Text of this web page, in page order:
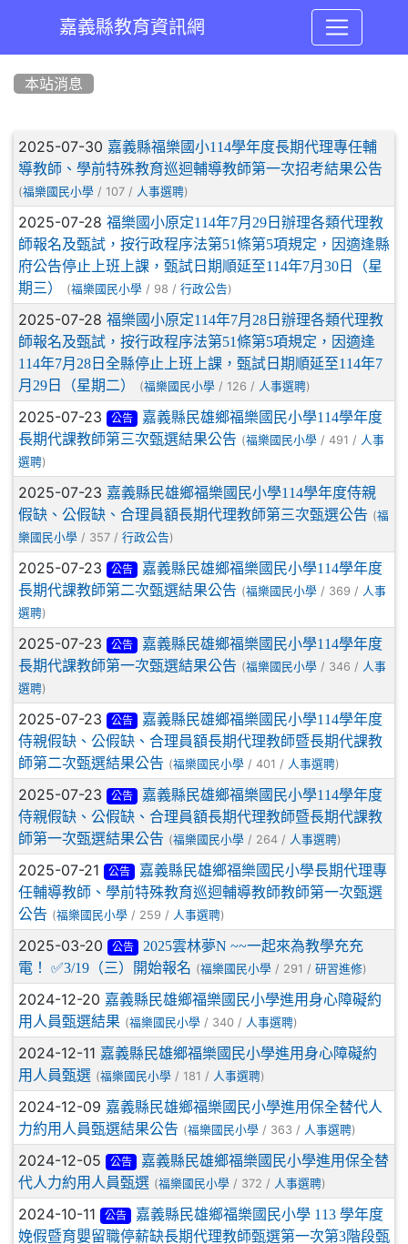
嘉義縣教育資訊網
本站消息
文章列表
2025-07-30 嘉義縣福樂國小114學年度長期代理專任輔
導教師、學前特殊教育巡迴輔導教師第一次招考結果公告
(福樂國民小學 / 107 / 人事選聘)
2025-07-28 福樂國小原定114年7月29日辦理各類代理教
師報名及甄試，按行政程序法第51條第5項規定，因適逢縣
府公告停止上班上課，甄試日期順延至114年7月30日（星
期三）
(福樂國民小學 / 98 / 行政公告)
2025-07-28 福樂國小原定114年7月28日辦理各類代理教
師報名及甄試，按行政程序法第51條第5項規定，因適逢
114年7月28日全縣停止上班上課，甄試日期順延至114年7
月29日（星期二）
(福樂國民小學 / 126 / 人事選聘)
2025-07-23 公告
嘉義縣民雄鄉福樂國民小學114學年度
長期代課教師第三次甄選結果公告 (福樂國民小學 / 491 / 人事
選聘)
2025-07-23 嘉義縣民雄鄉福樂國民小學114學年度侍親
假缺、公假缺、合理員額長期代理教師第三次甄選公告 (福
樂國民小學 / 357 / 行政公告)
2025-07-23 公告
嘉義縣民雄鄉福樂國民小學114學年度
長期代課教師第二次甄選結果公告 (福樂國民小學 / 369 / 人事
選聘)
2025-07-23 公告
嘉義縣民雄鄉福樂國民小學114學年度
長期代課教師第一次甄選結果公告 (福樂國民小學 / 346 / 人事
選聘)
2025-07-23 公告
嘉義縣民雄鄉福樂國民小學114學年度
侍親假缺、公假缺、合理員額長期代理教師暨長期代課教
師第二次甄選結果公告 (福樂國民小學 / 401 / 人事選聘)
2025-07-23 公告
嘉義縣民雄鄉福樂國民小學114學年度
侍親假缺、公假缺、合理員額長期代理教師暨長期代課教
師第一次甄選結果公告 (福樂國民小學 / 264 / 人事選聘)
2025-07-21 公告
嘉義縣民雄鄉福樂國民小學長期代理專
任輔導教師、學前特殊教育巡迴輔導教師教師第一次甄選
公告 (福樂國民小學 / 259 / 人事選聘)
2025-03-20 公告
2025雲林夢N ~~一起來為教學充充
電！ ✅3/19（三）開始報名 (福樂國民小學 / 291 / 研習進修)
2024-12-20 嘉義縣民雄鄉福樂國民小學進用身心障礙約
用人員甄選結果 (福樂國民小學 / 340 / 人事選聘)
2024-12-11 嘉義縣民雄鄉福樂國民小學進用身心障礙約
用人員甄選 (福樂國民小學 / 181 / 人事選聘)
2024-12-09 嘉義縣民雄鄉福樂國民小學進用保全替代人
力約用人員甄選結果公告 (福樂國民小學 / 363 / 人事選聘)
2024-12-05 公告
嘉義縣民雄鄉福樂國民小學進用保全替
代人力約用人員甄選 (福樂國民小學 / 372 / 人事選聘)
2024-10-11 公告
嘉義縣民雄鄉福樂國民小學 113 學年度
娩假暨育嬰留職停薪缺長期代理教師甄選第一次第3階段甄